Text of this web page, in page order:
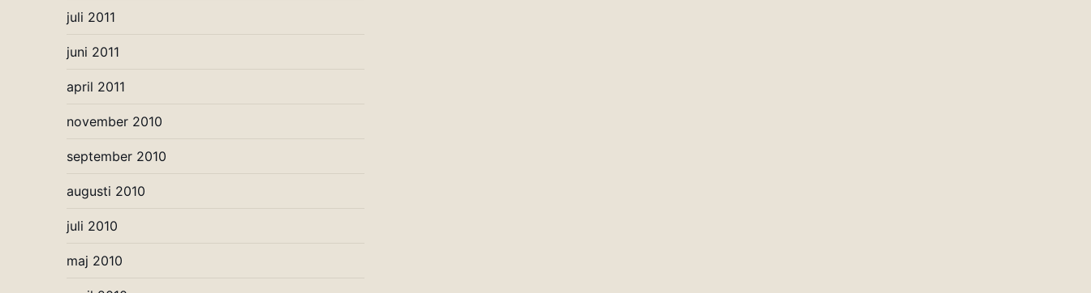
juli 2011
juni 2011
april 2011
november 2010
september 2010
augusti 2010
juli 2010
maj 2010